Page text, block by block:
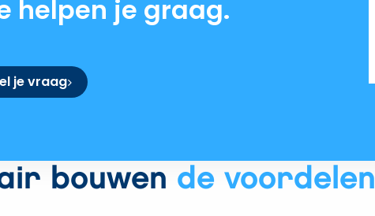
helpen je graag.
je vraag
bouwen de voordelen